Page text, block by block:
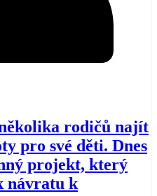
rodičů najít
pro své děti. Dnes
projekt, který
návratu k